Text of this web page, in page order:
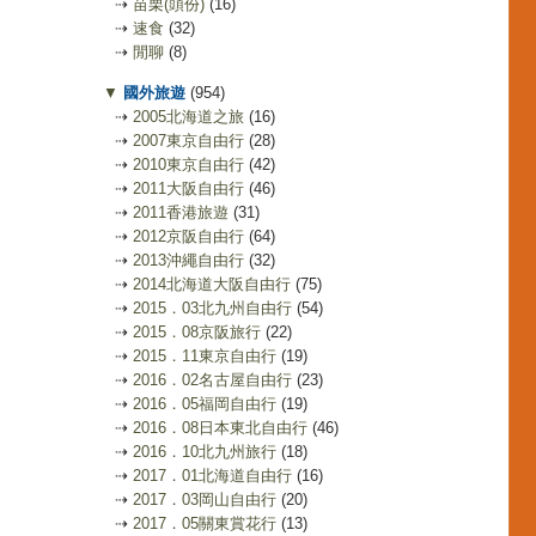
⇢ 苗栗(頭份) (16)
⇢ 速食 (32)
⇢ 閒聊 (8)
▼ 國外旅遊 (954)
⇢ 2005北海道之旅 (16)
⇢ 2007東京自由行 (28)
⇢ 2010東京自由行 (42)
⇢ 2011大阪自由行 (46)
⇢ 2011香港旅遊 (31)
⇢ 2012京阪自由行 (64)
⇢ 2013沖繩自由行 (32)
⇢ 2014北海道大阪自由行 (75)
⇢ 2015．03北九州自由行 (54)
⇢ 2015．08京阪旅行 (22)
⇢ 2015．11東京自由行 (19)
⇢ 2016．02名古屋自由行 (23)
⇢ 2016．05福岡自由行 (19)
⇢ 2016．08日本東北自由行 (46)
⇢ 2016．10北九州旅行 (18)
⇢ 2017．01北海道自由行 (16)
⇢ 2017．03岡山自由行 (20)
⇢ 2017．05關東賞花行 (13)